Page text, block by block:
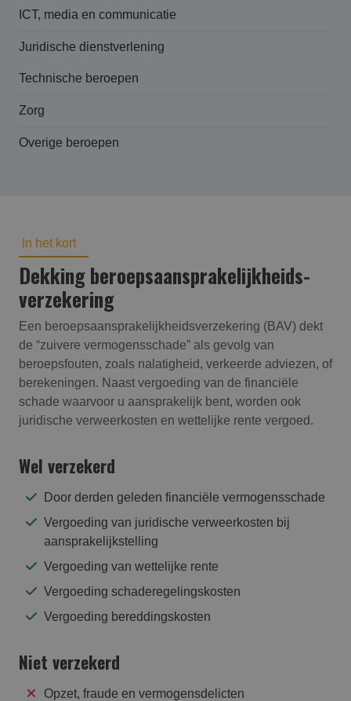
ICT, media en communicatie
Juridische dienstverlening
Technische beroepen
Zorg
Overige beroepen
In het kort
Dekking beroepsaansprakelijk­heids­
verzekering
Een beroepsaansprakelijkheidsverzekering (BAV) dekt
de “zuivere vermogensschade” als gevolg van
beroepsfouten, zoals nalatigheid, verkeerde adviezen, of
berekeningen. Naast vergoeding van de financiële
schade waarvoor u aansprakelijk bent, worden ook
juridische verweerkosten en wettelijke rente vergoed.
Wel verzekerd
Door derden geleden financiële vermogensschade
Vergoeding van juridische verweerkosten bij
aansprakelijkstelling
Vergoeding van wettelijke rente
Vergoeding schaderegelingskosten
Vergoeding bereddingskosten
Niet verzekerd
Opzet, fraude en vermogensdelicten